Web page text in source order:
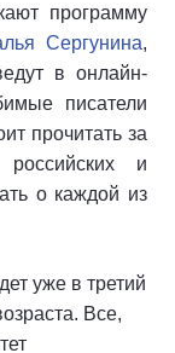
программу
Сергунина,
в онлайн-
писатели
прочитать за
и
о каждой из
уже в третий
Все,